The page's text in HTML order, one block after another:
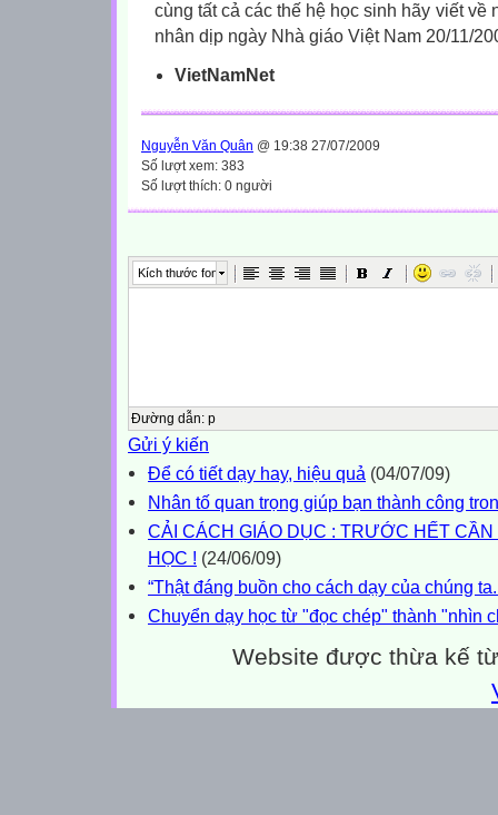
cùng tất cả các thế hệ học sinh hãy viết
nhân dịp ngày Nhà giáo Việt Nam 20/11/
VietNamNet
Nguyễn Văn Quân @ 19:38 27/07/2009
Số lượt xem: 383
Số lượt thích: 0 người
Kích thước font
Đường dẫn: p
Gửi ý kiến
Để có tiết dạy hay, hiệu quả (04/07/09)
Nhân tố quan trọng giúp bạn thành công
CẢI CÁCH GIÁO DỤC : TRƯỚC HẾT
HỌC ! (24/06/09)
“Thật đáng buồn cho cách dạy của chúng
Chuyển dạy học từ "đọc chép" thành "nhìn
Website được thừa kế